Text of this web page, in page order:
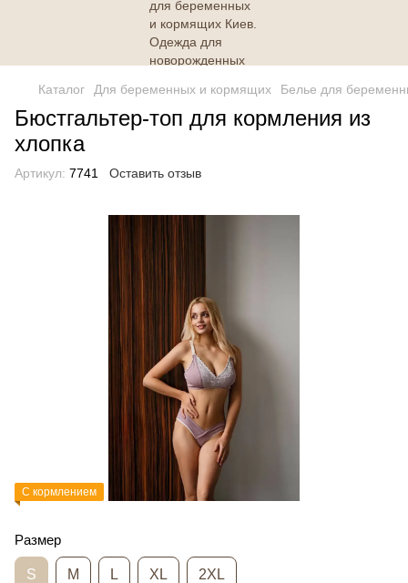
Каталог Для беременных и кормящих Белье для
Бюстгальтер-топ для кормления из
хлопка
Артикул: 7741 Оставить отзыв
С кормлением
Размер
S M L XL 2XL